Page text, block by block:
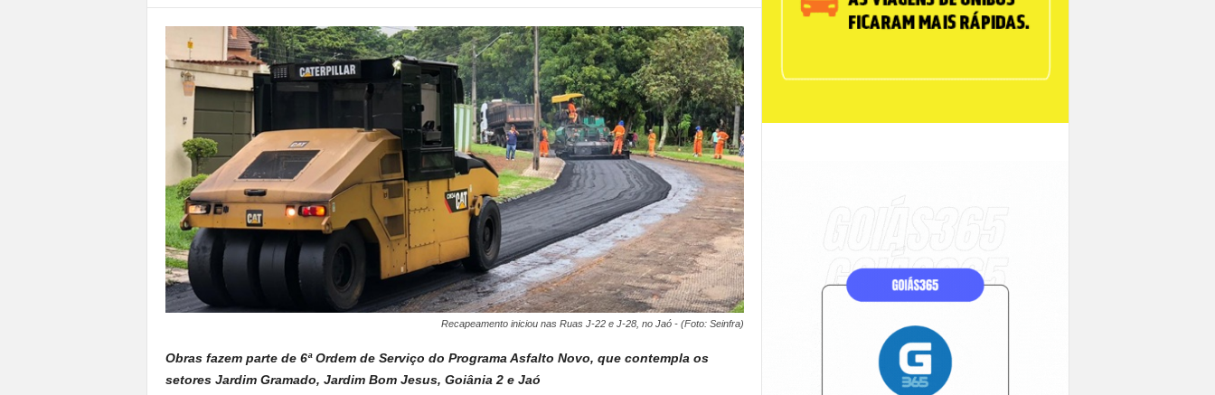
o
Recapeamento iniciou nas Ruas J-22 e J-28, no Jaó - (Foto: Seinfra)
Obras fazem parte de 6ª Ordem de Serviço do Programa Asfalto Novo, que contempla os
setores Jardim Gramado, Jardim Bom Jesus, Goiânia 2 e Jaó